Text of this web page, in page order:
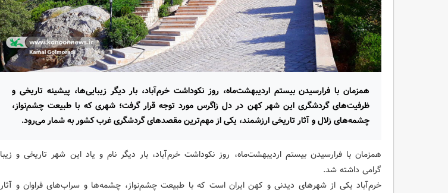
همزمان با فرارسیدن بیستم اردیبهشت‌ماه، روز نکوداشت خرم‌آباد، بار دیگر زیبایی‌ها، پیشینه تاریخی و
ظرفیت‌های گردشگری این شهر کهن در دل زاگرس مورد توجه قرار گرفت؛ شهری که با طبیعت چشم‌نواز،
چشمه‌های زلال و آثار تاریخی ارزشمند، یکی از مهم‌ترین مقصدهای گردشگری غرب کشور به شمار می‌رود.
همزمان با فرارسیدن بیستم اردیبهشت‌ماه، روز نکوداشت خرم‌آباد، بار دیگر نام و یاد این شهر تاریخی و زیبا
گرامی داشته شد.
خرم‌آباد یکی از شهرهای دیدنی و کهن ایران است که با طبیعت چشم‌نواز، چشمه‌ها و سراب‌های فراوان و آثار